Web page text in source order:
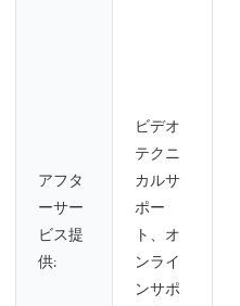
アフタ
ーサー
ビス提
供:
ビデオ
テクニ
カルサ
ポー
ト、オ
ンライ
ンサポ